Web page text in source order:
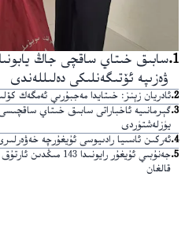
1
.سابىق خىتاي ساقچى جاڭ
ۋەزىپە ئۆتىگەنلىكى دەلىللەندى
2
.ئادريان زېنز: خىتايدا مەجبۇرىي ئەمگەك
3
.گېرمانىيە ئاخباراتى سابىق خىتاي
يۈزلەشتۈردى
4
.ئەركىن ئاسىيا رادىيوسى ئۇيغۇرچە خەۋەرلىرى (2026-يىل 31-
5
.
جەنۇبىي ئۇيغۇر
قالغان